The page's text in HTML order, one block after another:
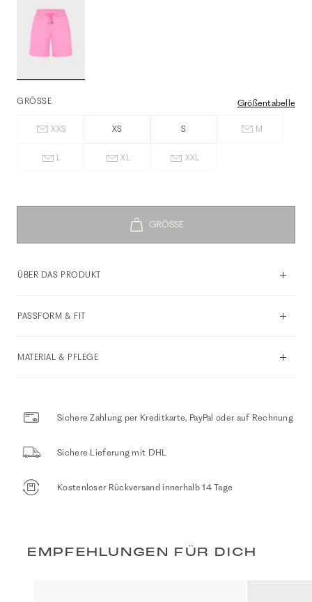
GRÖSSE Größentabelle
XXS XS S M
L XL XXL
ÜBER DAS PRODUKT
PASSFORM & FIT
MATERIAL & PFLEGE
Sichere Zahlung per Kreditkarte, PayPal oder auf Rechnung
Sichere Lieferung mit DHL
Kostenloser Rückversand innerhalb 14 Tage
EMPFEHLUNGEN FÜR DICH